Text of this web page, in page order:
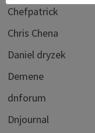
Chefpatrick
Chris Chena
Daniel dryzek
Demene
dnforum
Dnjournal